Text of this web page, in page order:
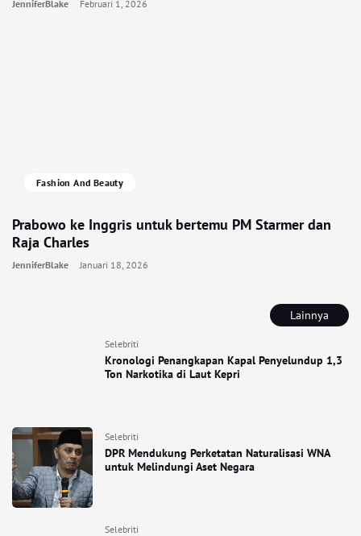
Lainnya
Selebriti
Kronologi Penangkapan Kapal Penyelundup 1,3
Ton Narkotika di Laut Kepri
Selebriti
DPR Mendukung Perketatan Naturalisasi WNA
untuk Melindungi Aset Negara
Selebriti
JenniferBlake Februari 1, 2026
Fashion And Beauty
Prabowo ke Inggris untuk bertemu PM Starmer dan
Raja Charles
JenniferBlake Januari 18, 2026